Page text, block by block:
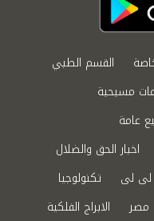
القسم الطبي
مسيحية
عامة
اخبار الحق والضلال
لى لى
تكنولوجيا
مصر الابراج الفلكية